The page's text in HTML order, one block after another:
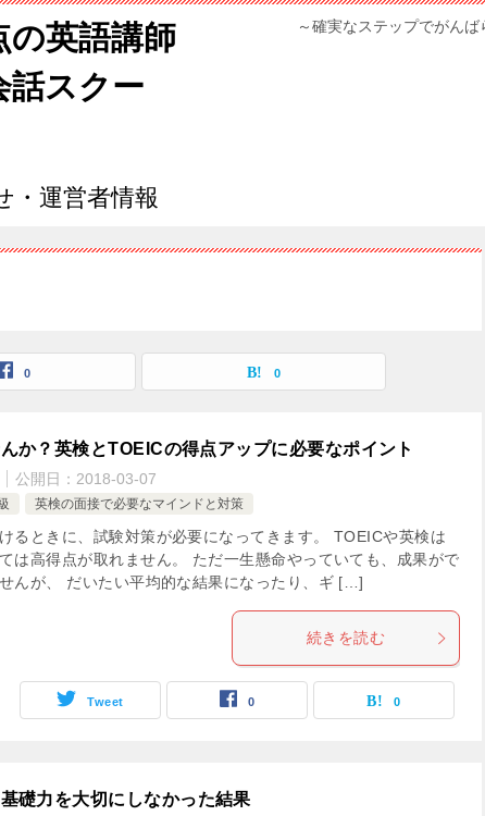
の英語講師
話スクー
～確実なステップでがん
・運営者情報
0 0
か？英検とTOEICの得点アップに必要なポイント
公開日： 2018-03-07
英検の面接で必要なマインドと対策
るときに、試験対策が必要になってきます。 TOEICや英検は
は高得点が取れません。 ただ一生懸命やっていても、成果がで
んが、 だいたい平均的な結果になったり、ギ […]
続きを読む
Tweet 0 0
礎力を大切にしなかった結果